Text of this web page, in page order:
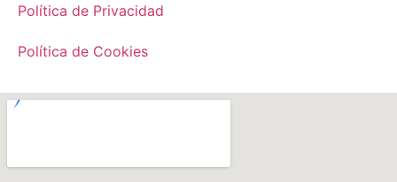
Política de Privacidad
Política de Cookies